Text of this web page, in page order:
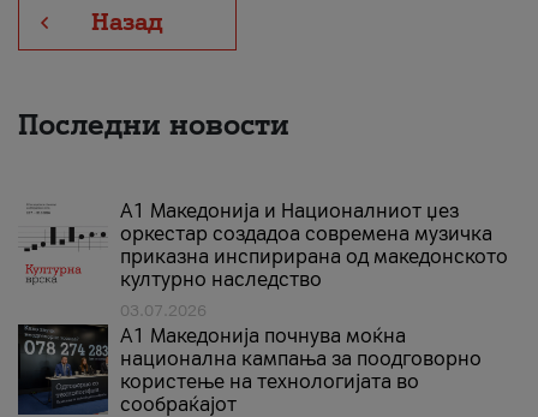
Назад
Последни новости
А1 Македонија и Националниот џез
оркестар создадоа современа музичка
приказна инспирирана од македонското
културно наследство
03.07.2026
A1 Македонија почнува моќна
национална кампања за поодговорно
користење на технологијата во
сообраќајот